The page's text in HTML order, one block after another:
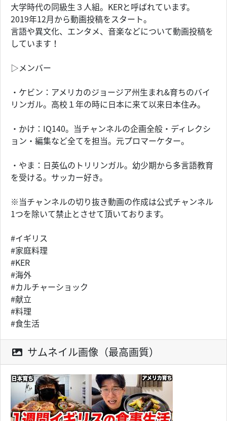
大学時代の同級生３人組。KERと呼ばれています。
2019年12月から動画投稿をスタート。
言語や異文化、エンタメ、音楽などについて動画投稿を
しています！
▷メンバー
・ケビン：アメリカのジョージア州生まれ&育ちのバイ
リンガル。高校１年の時に日本に来て以来日本住み。
・かけ：IQ140。当チャンネルの企画全般・ディレクシ
ョン・編集など全てを担当。元プロマーケター。
・やま：日英仏のトリリンガル。幼少期から多言語教育
を受ける。サッカー好き。
※当チャンネルの切り抜き動画の作成は公式チャンネル
1つを除いて禁止とさせて頂いております。
#イギリス
#家庭料理
#KER
#海外
#カルチャーショック
#献立
#料理
#食生活
サムネイル画像（最高画質）